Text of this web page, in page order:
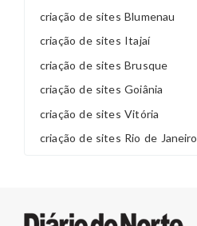
criação de sites Blumenau
criação de sites Itajaí
criação de sites Brusque
criação de sites Goiânia
criação de sites Vitória
criação de sites Rio de Janeiro